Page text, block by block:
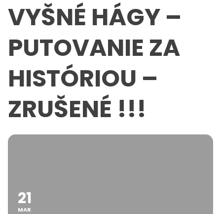
VYŠNÉ HÁGY –
PUTOVANIE ZA
HISTÓRIOU –
ZRUŠENÉ !!!
21
MAR